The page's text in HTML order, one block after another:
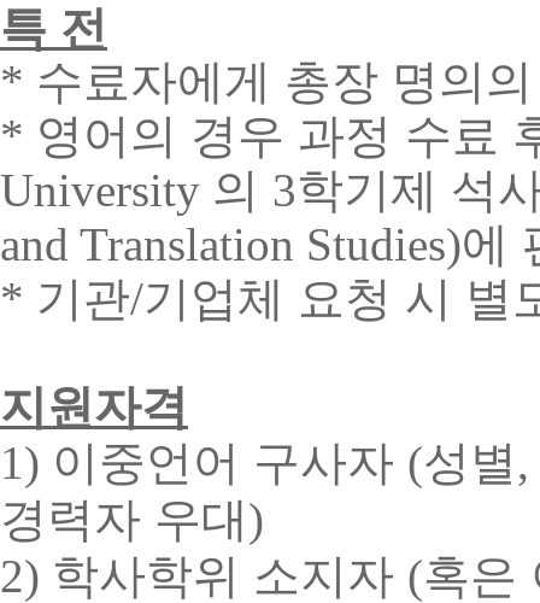
특 전
* 수료자에게 총장 명의
* 영어의 경우 과정 수료
University 의 3학기제 석
and Translation Studies)에
* 기관/기업체 요청 시 별
지원자격
1) 이중언어 구사자 (성별,
경력자 우대)
2) 학사학위 소지자 (혹은